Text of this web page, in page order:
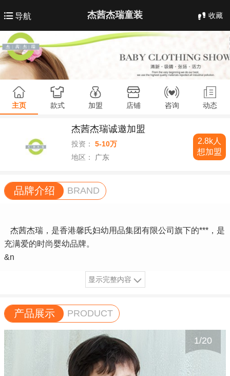
导航 杰茜杰瑞童装 收藏
主页 款式 加盟 店铺 咨询 动态
杰茜杰瑞诚邀加盟
投资：
5-10万
地区：
广东
2.8k人
想加盟
品牌介绍 BRAND
杰茜杰瑞，是香港馨氏妇幼用品集团有限公司旗下的***，是
充满爱的时尚婴幼品牌。
&n
显示完整内容
产品展示 PRODUCT
1/20